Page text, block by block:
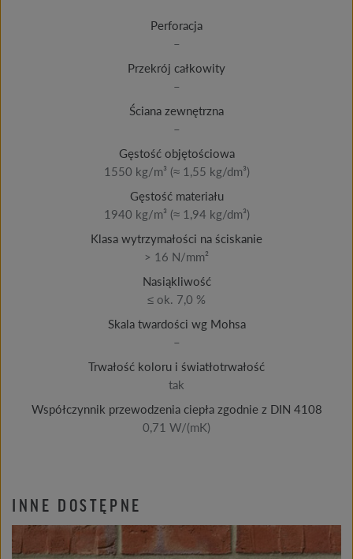
Perforacja
–
Przekrój całkowity
–
Ściana zewnętrzna
–
Gęstość objętościowa
1550 kg/m³ (≈ 1,55 kg/dm³)
Gęstość materiału
1940 kg/m³ (≈ 1,94 kg/dm³)
Klasa wytrzymałości na ściskanie
> 16 N/mm²
Nasiąkliwość
≤ ok. 7,0 %
Skala twardości wg Mohsa
–
Trwałość koloru i światłotrwałość
tak
Współczynnik przewodzenia ciepła zgodnie z DIN 4108
0,71 W/(mK)
INNE DOSTĘPNE